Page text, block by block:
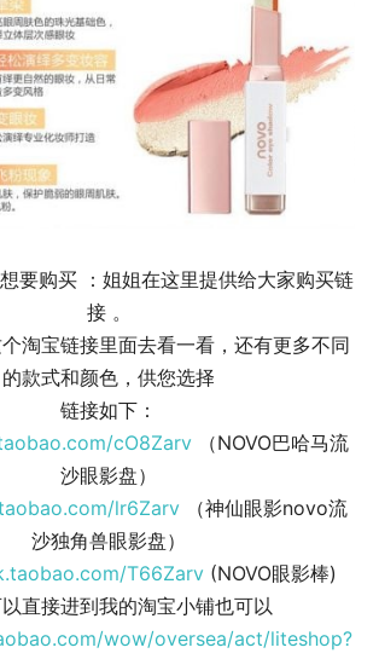
要购买 ：姐姐在这里提供给大家购买链
接 。
淘宝链接里面去看一看，还有更多不同
的款式和颜色，供您选择
链接如下：
cO8Zarv （NOVO巴哈马流
沙眼影盘）
lr6Zarv （神仙眼影novo流
沙独角兽眼影盘）
T66Zarv(NOVO眼影棒)
直接进到我的淘宝小铺也可以
wow/oversea/act/liteshop?